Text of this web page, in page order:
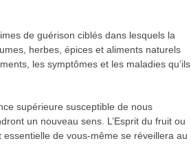
de guérison ciblés dans lesquels la
herbes, épices et aliments naturels
les symptômes et les maladies qu’ils
supérieure susceptible de nous
un nouveau sens. L’Esprit du fruit ou
de vous-même se réveillera au